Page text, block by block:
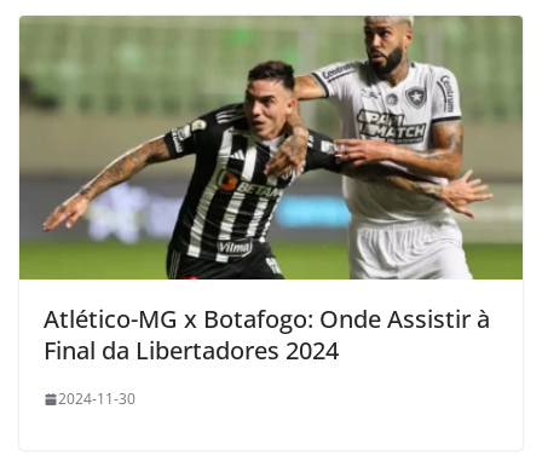
Atlético-MG x Botafogo: Onde Assistir à
Final da Libertadores 2024
2024-11-30